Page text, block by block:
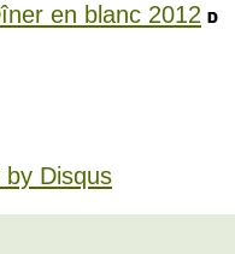
en blanc 2012
by Disqus